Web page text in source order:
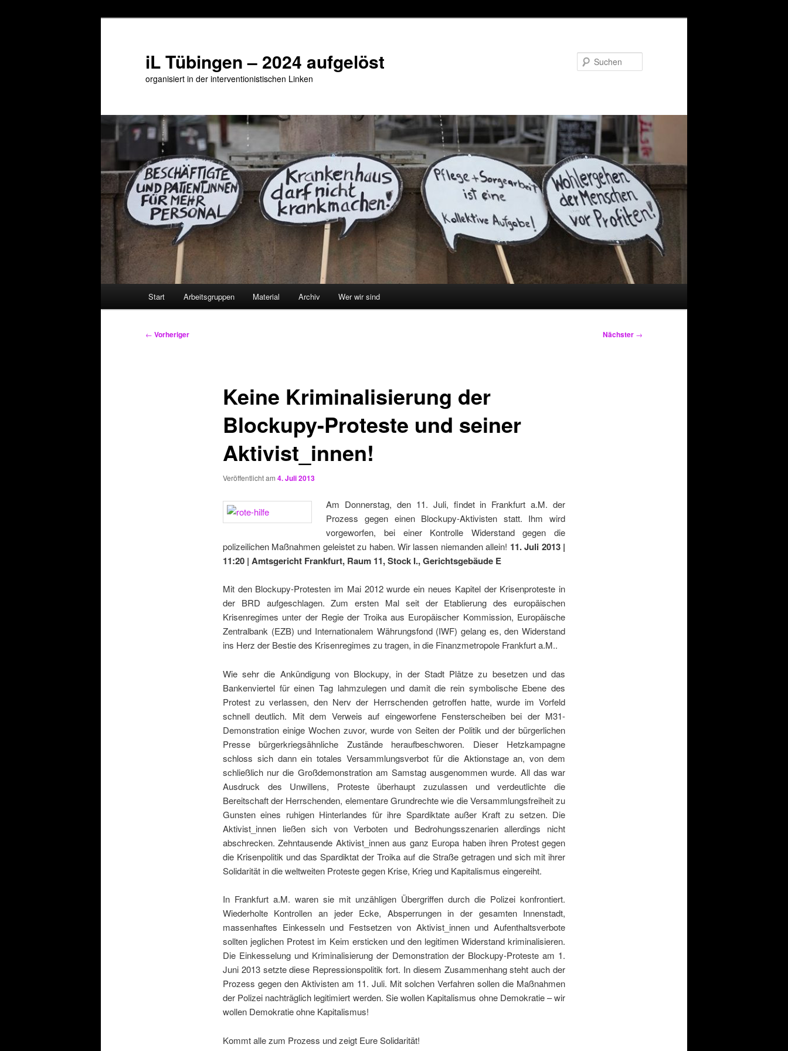
iL Tübingen – 2024 aufgelöst
organisiert in der interventionistischen Linken
Start Arbeitsgruppen Material Archiv Wer wir sind
Beitragsnavigation
← Vorheriger Nächster →
Keine Kriminalisierung der
Blockupy-Proteste und seiner
Aktivist_innen!
Veröffentlicht am 4. Juli 2013
Am Donnerstag, den 11. Juli, findet in Frankfurt a.M. der
Prozess gegen einen Blockupy-Aktivisten statt. Ihm wird
vorgeworfen, bei einer Kontrolle Widerstand gegen die
polizeilichen Maßnahmen geleistet zu haben. Wir lassen niemanden allein! 11. Juli 2013 |
11:20 | Amtsgericht Frankfurt, Raum 11, Stock I., Gerichtsgebäude E
Mit den Blockupy-Protesten im Mai 2012 wurde ein neues Kapitel der Krisenproteste in
der BRD aufgeschlagen. Zum ersten Mal seit der Etablierung des europäischen
Krisenregimes unter der Regie der Troika aus Europäischer Kommission, Europäische
Zentralbank (EZB) und Internationalem Währungsfond (IWF) gelang es, den Widerstand
ins Herz der Bestie des Krisenregimes zu tragen, in die Finanzmetropole Frankfurt a.M..
Wie sehr die Ankündigung von Blockupy, in der Stadt Plätze zu besetzen und das
Bankenviertel für einen Tag lahmzulegen und damit die rein symbolische Ebene des
Protest zu verlassen, den Nerv der Herrschenden getroffen hatte, wurde im Vorfeld
schnell deutlich. Mit dem Verweis auf eingeworfene Fensterscheiben bei der M31-
Demonstration einige Wochen zuvor, wurde von Seiten der Politik und der bürgerlichen
Presse bürgerkriegsähnliche Zustände heraufbeschworen. Dieser Hetzkampagne
schloss sich dann ein totales Versammlungsverbot für die Aktionstage an, von dem
schließlich nur die Großdemonstration am Samstag ausgenommen wurde. All das war
Ausdruck des Unwillens, Proteste überhaupt zuzulassen und verdeutlichte die
Bereitschaft der Herrschenden, elementare Grundrechte wie die Versammlungsfreiheit zu
Gunsten eines ruhigen Hinterlandes für ihre Spardiktate außer Kraft zu setzen. Die
Aktivist_innen ließen sich von Verboten und Bedrohungsszenarien allerdings nicht
abschrecken. Zehntausende Aktivist_innen aus ganz Europa haben ihren Protest gegen
die Krisenpolitik und das Spardiktat der Troika auf die Straße getragen und sich mit ihrer
Solidarität in die weltweiten Proteste gegen Krise, Krieg und Kapitalismus eingereiht.
In Frankfurt a.M. waren sie mit unzähligen Übergriffen durch die Polizei konfrontiert.
Wiederholte Kontrollen an jeder Ecke, Absperrungen in der gesamten Innenstadt,
massenhaftes Einkesseln und Festsetzen von Aktivist_innen und Aufenthaltsverbote
sollten jeglichen Protest im Keim ersticken und den legitimen Widerstand kriminalisieren.
Die Einkesselung und Kriminalisierung der Demonstration der Blockupy-Proteste am 1.
Juni 2013 setzte diese Repressionspolitik fort. In diesem Zusammenhang steht auch der
Prozess gegen den Aktivisten am 11. Juli. Mit solchen Verfahren sollen die Maßnahmen
der Polizei nachträglich legitimiert werden. Sie wollen Kapitalismus ohne Demokratie – wir
wollen Demokratie ohne Kapitalismus!
Kommt alle zum Prozess und zeigt Eure Solidarität!